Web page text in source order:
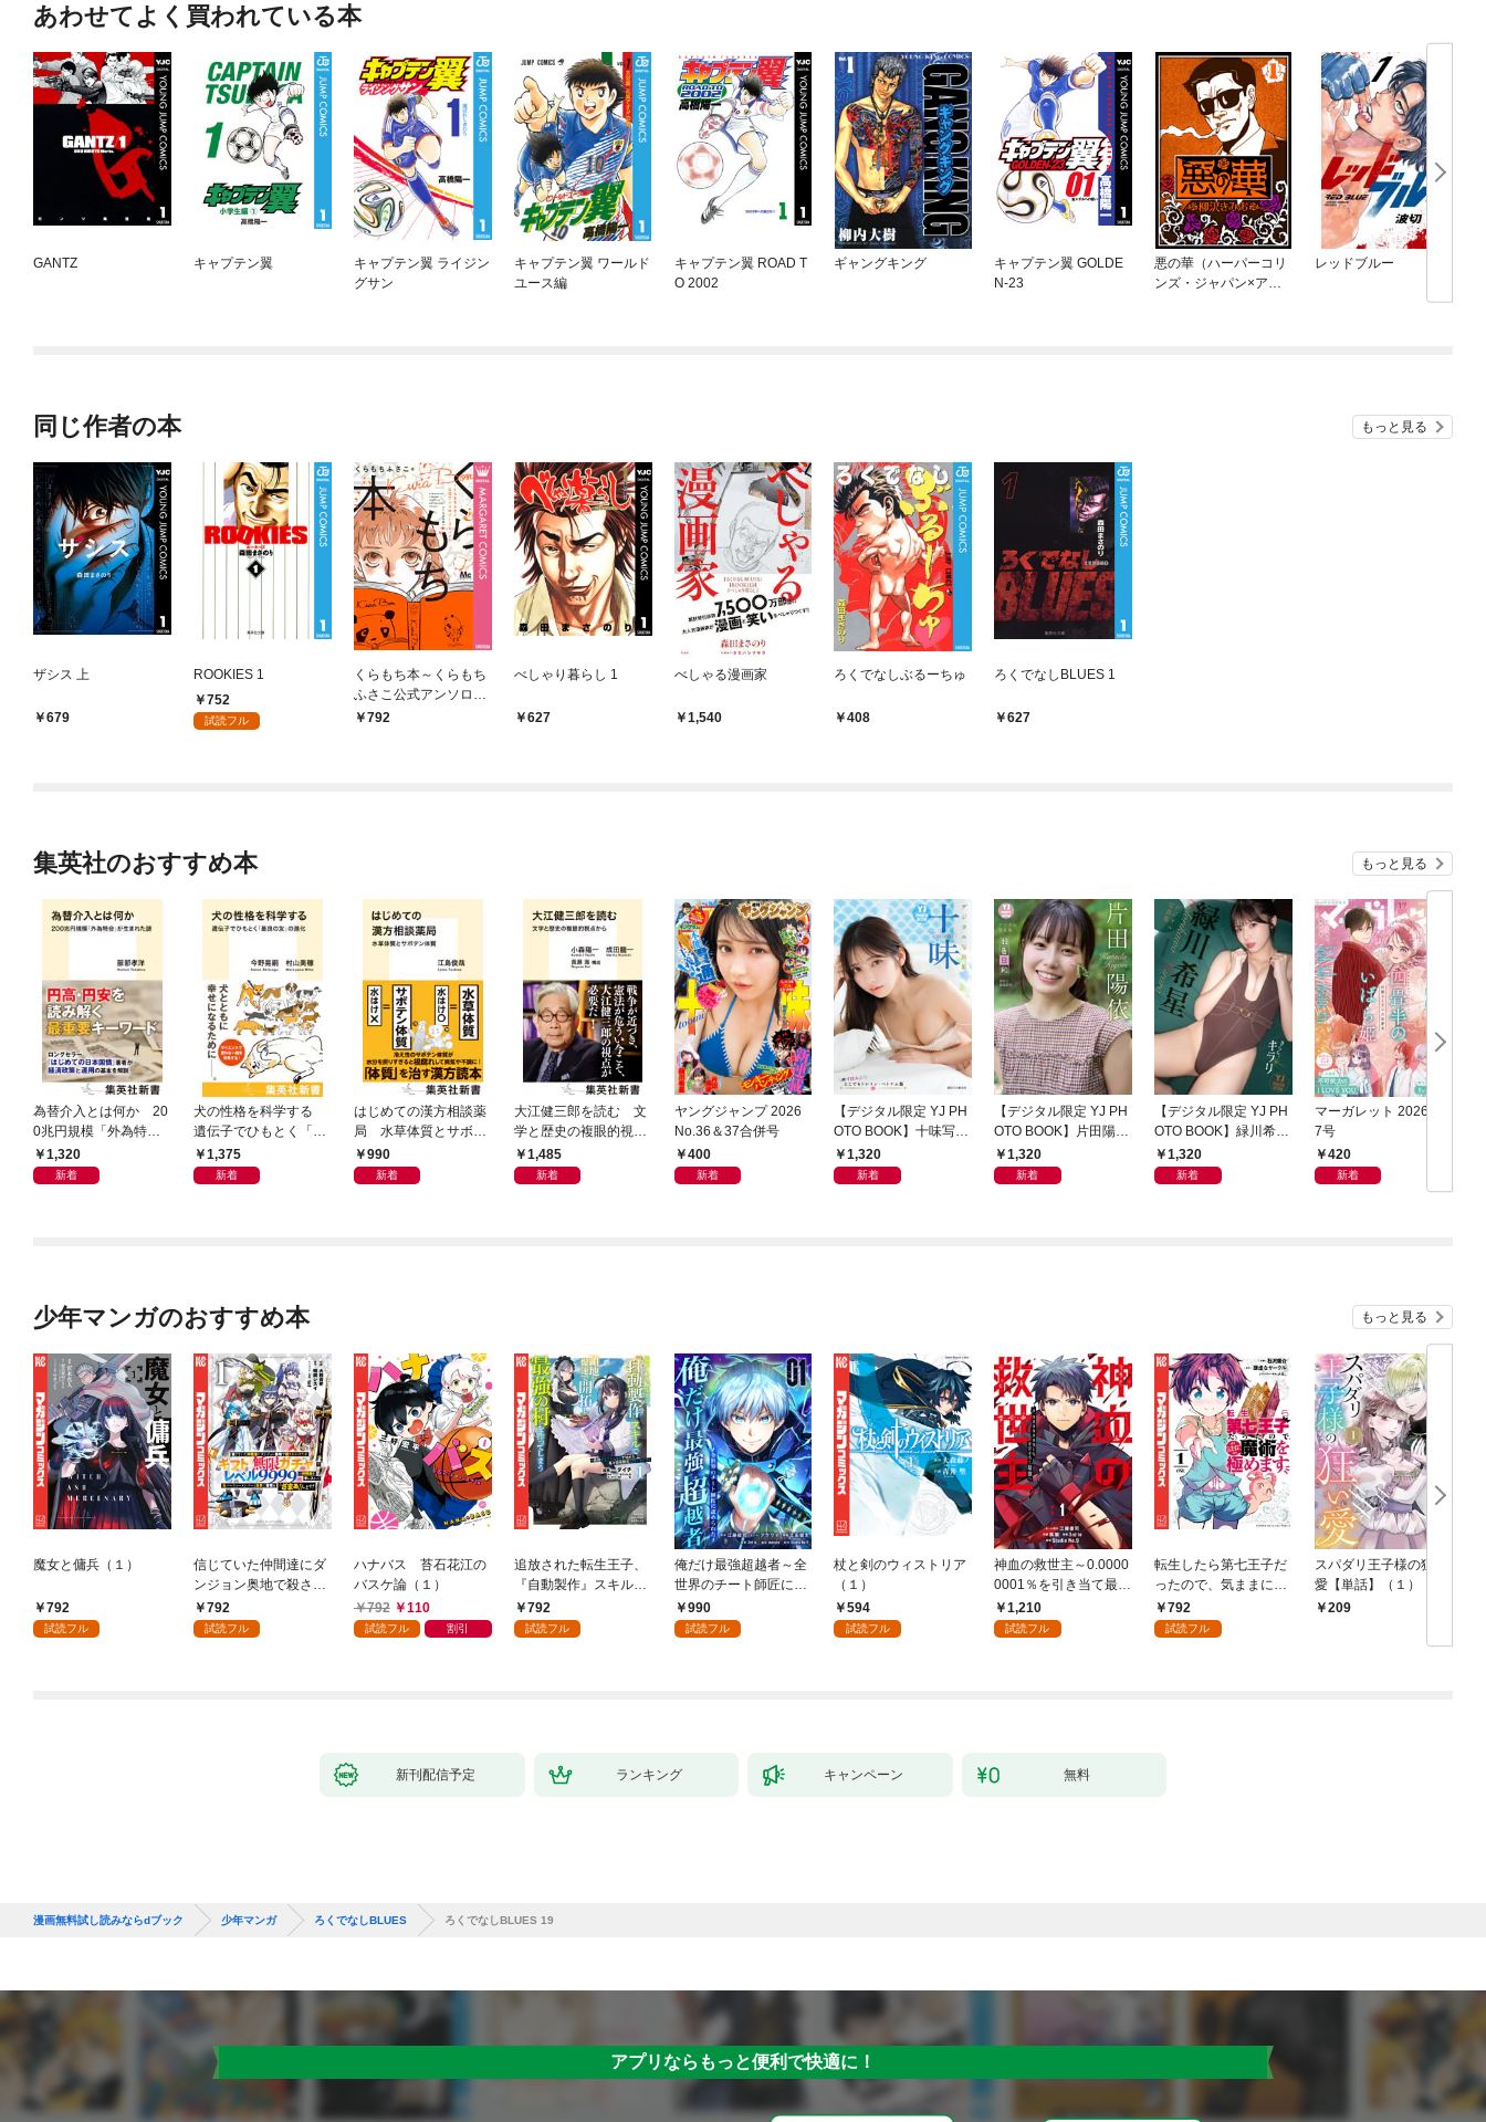
あわせてよく買われている本
GANTZ キャプテン翼
キャプテン翼 ライジン
グサン
キャプテン翼 ワールド
ユース編
キャプテン翼 ROAD T
O 2002
ギャングキング
キャプテン翼 GOLDE
N-23
悪の華（ハーパーコリ
ンズ・ジャパン×アル
レッドブルー
同じ作者の本 もっと見る
ザシス 上
679
ROOKIES 1
752
試読フル
くらもち本～くらもち
ふさこ公式アンソロジ
ーコミック～
792
べしゃり暮らし 1
627
べしゃる漫画家
1,540
ろくでなしぶるーちゅ
408
ろくでなしBLUES 1
627
集英社のおすすめ本 もっと見る
為替介入とは何か 20
0兆円規模「外為特
会」が生まれた謎
1,320
新着
犬の性格を科学する
遺伝子でひもとく「最
良の友」の進化
1,375
新着
はじめての漢方相談薬
局 水草体質とサボテ
ン体質
990
新着
大江健三郎を読む 文
学と歴史の複眼的視点
から1,485
新着
ヤングジャンプ 2026
No.36＆37合併号
400
新着
【デジタル限定 YJ PH
OTO BOOK】十味写真
集「続・『ぽみ』！？
どこでもトレイン・ベ
1,320
新着
【デジタル限定 YJ PH
OTO BOOK】片田陽依
写真集「羽色日和」
1,320
新着
【デジタル限定 YJ PH
OTO BOOK】緑川希星
写真集「きらら、キラ
リ」
1,320
新着
マーガレット 2026年1
7号
420
新着
少年マンガのおすすめ本 もっと見る
魔女と傭兵（１）
792
試読フル
信じていた仲間達にダ
ンジョン奥地で殺され
かけたがギフト『無限
ガチャ』でレベル９９
792
試読フル
ハナバス 苔石花江の
バスケ論（１）
792
110
試読フル 割引
追放された転生王子、
『自動製作』スキルで
領地を爆速で開拓し最
強の村を作ってしまう
792
試読フル
俺だけ最強超越者～全
世界のチート師匠に認
められた～【単行本】
（１）
990
試読フル
杖と剣のウィストリア
（１）
594
試読フル
神血の救世主～0.0000
0001％を引き当て最強
へ～【電子書籍特典
付】（１）
1,210
試読フル
転生したら第七王子だ
ったので、気ままに魔
術を極めます（１）
792
試読フル
スパダリ王子様の狂い
愛【単話】（１）
209
新刊配信予定 ランキング キャンペーン 無料
漫画無料試し読みならdブック 少年マンガ ろくでなしBLUES ろくでなしBLUES 19
アプリならもっと便利で快適に！